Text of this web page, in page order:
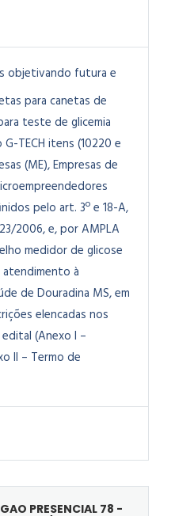
objetivando futura e
para canetas de
teste de glicemia
TECH itens (10220 e
(ME), Empresas de
pelo art. 3º e 18-A,
2006, e, por AMPLA
medidor de glicose
à
de Douradina MS, em
elencadas nos
(Anexo I –
II – Termo de
PRESENCIAL 78 -